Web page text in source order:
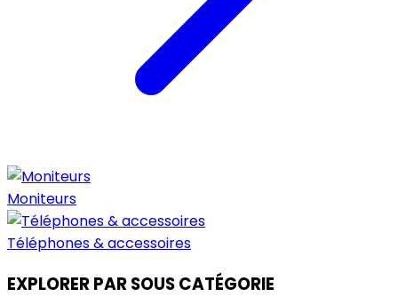
Moniteurs
Téléphones & accessoires
EXPLORER PAR SOUS CATÉGORIE